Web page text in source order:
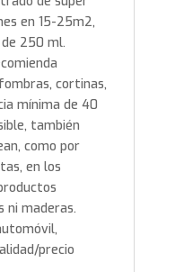
en 15-25m2,
250 ml.
cortinas,
mínima de 40
también
como por
en los
ni maderas.
precio